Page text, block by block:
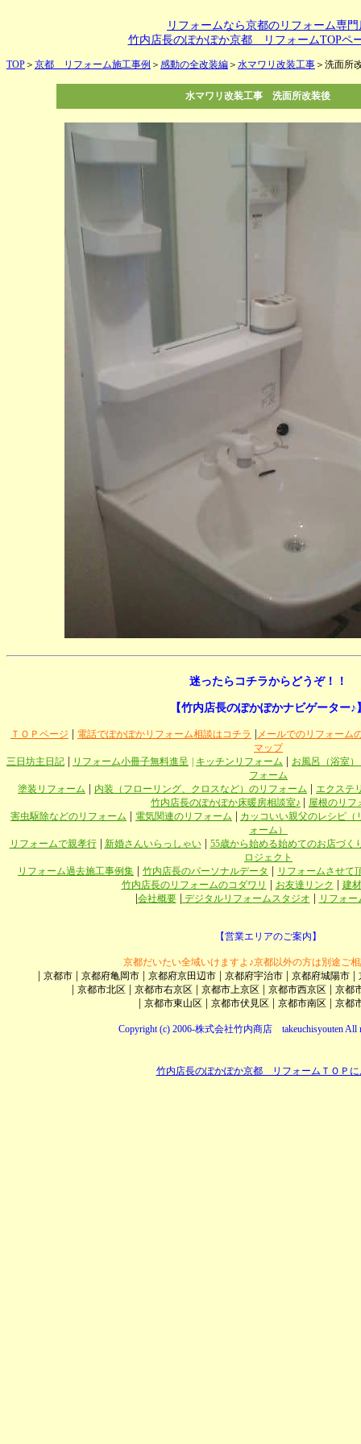
リフォームなら京都のリフォーム専門
竹内店長のぽかぽか京都 リフォームTOPペ
TOP ＞ 京都 リフォーム施工事例 ＞ 感動の全改装編 ＞ 水マワリ改装工事 ＞洗面所
水マワリ改装工事 洗面所改装後
迷ったらコチラからどうぞ！！
【竹内店長のぽかぽかナビゲーター♪
ＴＯＰページ 電話でぽかぽかリフォーム相談はコチラ
メールでのリフォーム
マップ
三日坊主日記
リフォーム小冊子無料進呈 キッチンリフォーム
お風呂（浴室
フォーム
塗装リフォーム
内装（フローリング、クロスなど）のリフォーム
エクステ
竹内店長のぽかぽか床暖房相談室♪
屋根のリフ
害虫駆除などのリフォーム
電気関連のリフォーム
カッコいい親父のレシピ（
ォーム）
リフォームで親孝行| 新婚さんいらっしゃい| 55歳から始める始めてのお店づく
ロジェクト
リフォーム過去施工事例集
竹内店長のパーソナルデータ
リフォームさせて
竹内店長のリフォームのコダワリ
お友達リンク 建
会社概要| デジタルリフォームスタジオ リフォー
【営業エリアのご案内】
京都だいたい全域いけますよ♪京都以外の方は別途ご
京都市 京都府亀岡市 京都府京田辺市 京都府宇治市 京都府城陽市
京都市北区| 京都市右京区| 京都市上京区| 京都市西京区| 京都
京都市東山区| 京都市伏見区| 京都市南区| 京都
Copyright (c) 2006-株式会社竹内商店 takeuchisyouten All
竹内店長のぽかぽか京都 リフォームＴＯＰに